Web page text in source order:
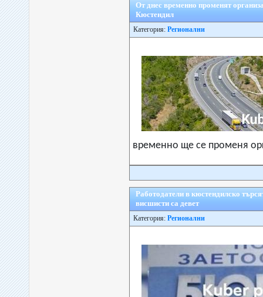
От днес временно променят
Кюстендил
Категория: Регионални
временно ще се променя
Работодатели в кюстендилско
висшисти са девет
Категория: Регионални